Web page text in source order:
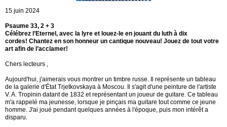
15 juin 2024
Psaume 33, 2 + 3
Célébrez l’Eternel, avec la lyre et louez-le en jouant du luth à dix
cordes! Chantez en son honneur un cantique nouveau! Jouez de tout votre
art afin de l’acclamer!
Chers lecteurs ,
Aujourd'hui, j'aimerais vous montrer un timbre russe. Il représente un tableau
de la galerie d'État Trjetkovskaya à Moscou. Il s'agit d'une peinture de l'artiste
V. A. Tropinin datant de 1832 et représentant un joueur de guitare. Ce tableau
m'a rappelé ma jeunesse, lorsque je pinçais ma guitare tout comme ce jeune
homme. J'ai joué pendant quelques années à l'époque, puis mon intérêt a
disparu.